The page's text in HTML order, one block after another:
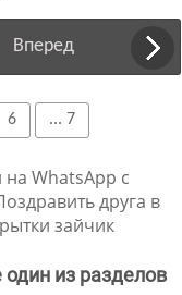
Вперед
6 ... 7
на WhatsApp с
друга в
зайчик
из разделов